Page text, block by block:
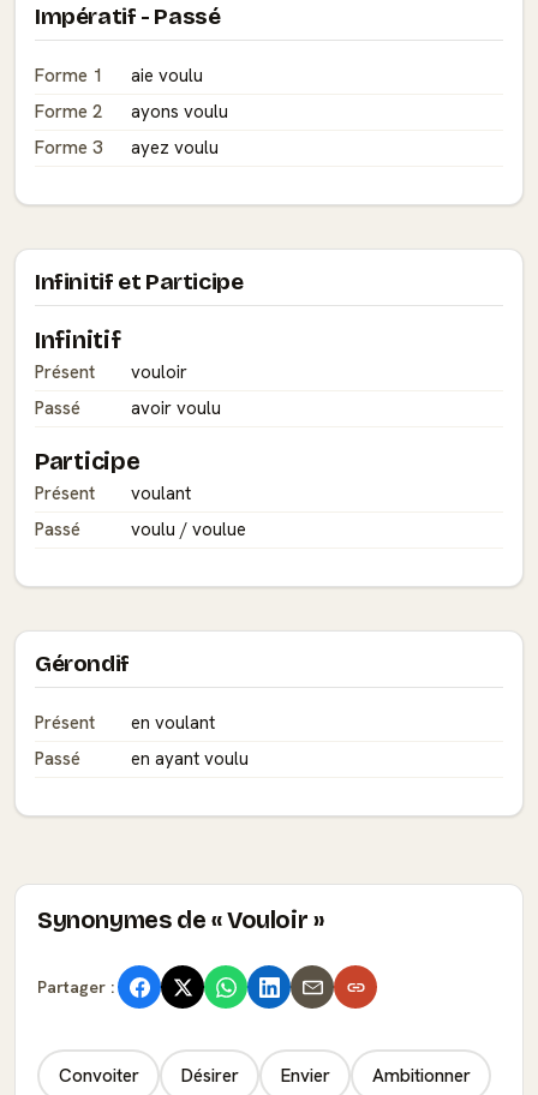
Impératif - Passé
Forme 1
aie voulu
Forme 2
ayons voulu
Forme 3
ayez voulu
Infinitif et Participe
Infinitif
Présent
vouloir
Passé
avoir voulu
Participe
Présent
voulant
Passé
voulu / voulue
Gérondif
Présent
en voulant
Passé
en ayant voulu
Synonymes de « Vouloir »
Partager :
Convoiter Désirer Envier Ambitionner